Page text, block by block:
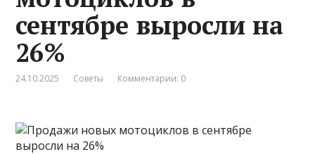
сентябре выросли на
26%
24.10.2025 Советы Комментарии: 0